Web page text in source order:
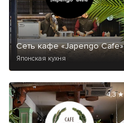
Сеть кафе «Japengo Cafe»
Японская кухня
4,3 ★